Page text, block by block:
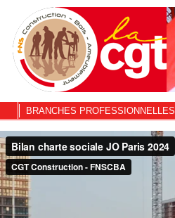
BRANCHES PROFESSIONNELLES